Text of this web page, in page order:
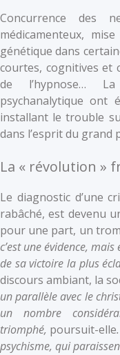
Concurrence des
médicamenteux,
génétique dans
courtes, cognitives et
de l’hypnose…
psychanalytique ont
installant le trouble
dans l’esprit du grand
La « révolution »
Le diagnostic d’une
rabâché, est devenu
pour une part, un
c’est une évidence,
de sa victoire la plus
discours ambiant, la
un parallèle avec le
un nombre
triomphé, poursuit-elle
psychisme, qui